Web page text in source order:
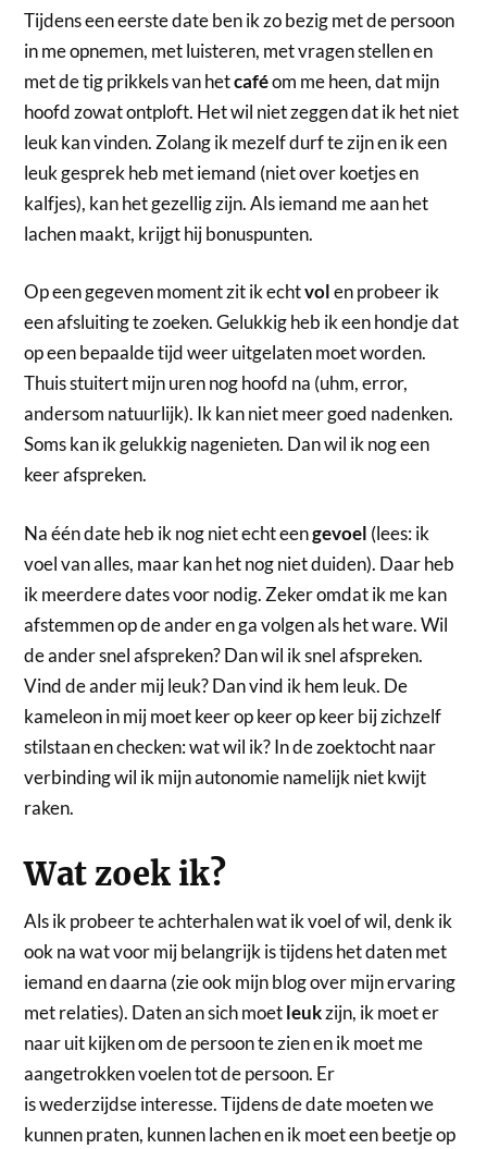
Tijdens een eerste date ben ik zo bezig met de persoon
in me opnemen, met luisteren, met vragen stellen en
met de tig prikkels van hetcaféom me heen, dat mijn
hoofd zowat ontploft. Het wil niet zeggen dat ik het niet
leuk kan vinden. Zolang ik mezelf durf te zijn en ik een
leuk gesprek heb met iemand (niet over koetjes en
kalfjes), kan het gezellig zijn. Als iemand me aan het
lachen maakt, krijgt hij bonuspunten.
Op een gegeven moment zit ik echtvolen probeer ik
een afsluiting te zoeken. Gelukkig heb ik een hondje dat
op een bepaalde tijd weer uitgelaten moet worden.
Thuis stuitert mijn uren nog hoofd na (uhm, error,
andersom natuurlijk). Ik kan niet meer goed nadenken.
Soms kan ik gelukkig nagenieten. Dan wil ik nog een
keer afspreken.
Na één date heb ik nog niet echt eengevoel (lees: ik
voel van alles, maar kan het nog niet duiden). Daar heb
ik meerdere dates voor nodig. Zeker omdat ik me kan
afstemmen op de ander en ga volgen als het ware. Wil
de ander snel afspreken? Dan wil ik snel afspreken.
Vind de ander mij leuk? Dan vind ik hem leuk. De
kameleon in mij moet keer op keer op keer bij zichzelf
stilstaan en checken: wat wil ik? In de zoektocht naar
verbinding wil ik mijn autonomie namelijk niet kwijt
raken.
Wat zoek ik?
Als ik probeer te achterhalen wat ik voel of wil, denk ik
ook na wat voor mij belangrijk is tijdens het daten met
iemand en daarna (zie ook mijn blog over mijn ervaring
met relaties). Daten an sich moetleukzijn, ik moet er
naar uit kijken om de persoon te zien en ik moet me
aangetrokken voelen tot de persoon. Er
is wederzijdse interesse. Tijdens de date moeten we
kunnen praten, kunnen lachen en ik moet een beetje op